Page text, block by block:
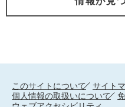
このサイトについて
サイト
個人情報の取扱いについて